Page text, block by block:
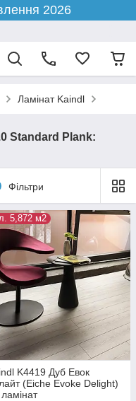
2026
Ламінат Kaindl
Standard Plank:
Фільтри
5,872 м2
K4419 Дуб Евок
(Eiche Evoke Delight)